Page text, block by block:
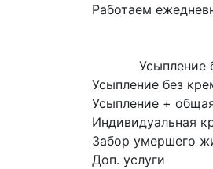
Работаем
Усыпление
Усыпление без
Усыпление +
Индивидуальная
Забор умершего
Доп. услуги